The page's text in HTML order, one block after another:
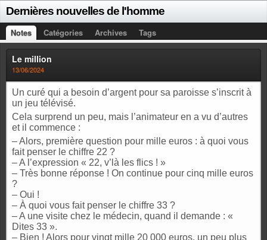
Dernières nouvelles de l'homme
Notes Catégories Archives Tags
Le million
13/06/2024
Un curé qui a besoin d’argent pour sa paroisse s’inscrit à
un jeu télévisé.
Cela surprend un peu, mais l’animateur en a vu d’autres
et il commence :
– Alors, première question pour mille euros : à quoi vous
fait penser le chiffre 22 ?
– A l’expression « 22, v’là les flics ! »
– Très bonne réponse ! On continue pour cinq mille euros
?
– Oui !
– À quoi vous fait penser le chiffre 33 ?
– A une visite chez le médecin, quand il demande : «
Dites 33 ».
– Bien ! Alors pour vingt mille 20 000 euros, un peu plus